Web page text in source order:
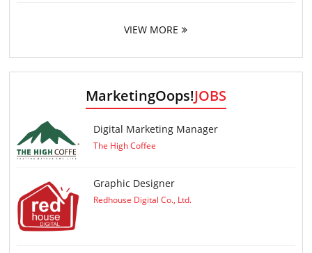
VIEW MORE
MarketingOops!JOBS
Digital Marketing Manager
The High Coffee
Graphic Designer
Redhouse Digital Co., Ltd.